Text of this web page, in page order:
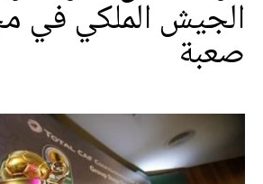
الجيش الملكي في
صعبة